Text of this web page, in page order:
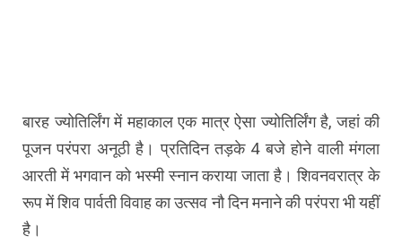
बारह ज्योतिर्लिंग में महाकाल एक मात्र ऐसा ज्योतिर्लिंग है, जहां की
पूजन परंपरा अनूठी है। प्रतिदिन तड़के 4 बजे होने वाली मंगला
आरती में भगवान को भस्मी स्नान कराया जाता है। शिवनवरात्र के
रूप में शिव पार्वती विवाह का उत्सव नौ दिन मनाने की परंपरा भी यहीं
है।